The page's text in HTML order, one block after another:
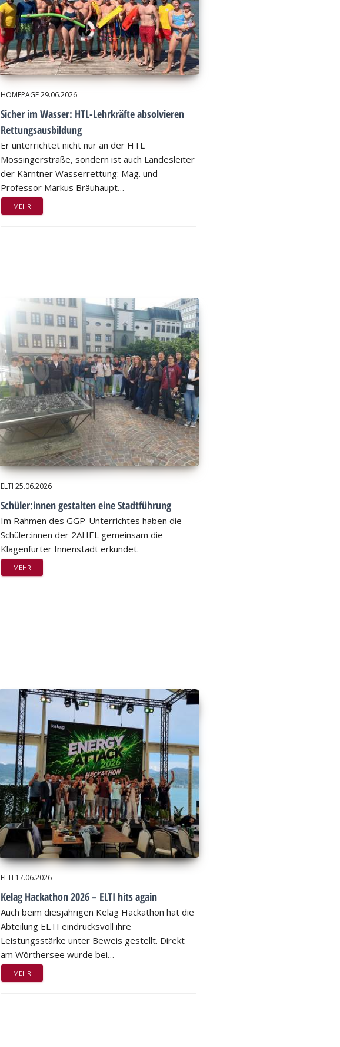
HOMEPAGE29.06.2026
Sicher im Wasser: HTL-Lehrkräfte absolvieren
Rettungsausbildung
Er unterrichtet nicht nur an der HTL
Mössingerstraße, sondern ist auch Landesleiter
der Kärntner Wasserrettung: Mag. und
Professor Markus Bräuhaupt…
MEHR
ELTI 25.06.2026
Schüler:innen gestalten eine Stadtführung
Im Rahmen des GGP-Unterrichtes haben die
Schüler:innen der 2AHEL gemeinsam die
Klagenfurter Innenstadt erkundet.
MEHR
ELTI 17.06.2026
Kelag Hackathon 2026 – ELTI hits again
Auch beim diesjährigen Kelag Hackathon hat die
Abteilung ELTI eindrucksvoll ihre
Leistungsstärke unter Beweis gestellt. Direkt
am Wörthersee wurde bei…
MEHR